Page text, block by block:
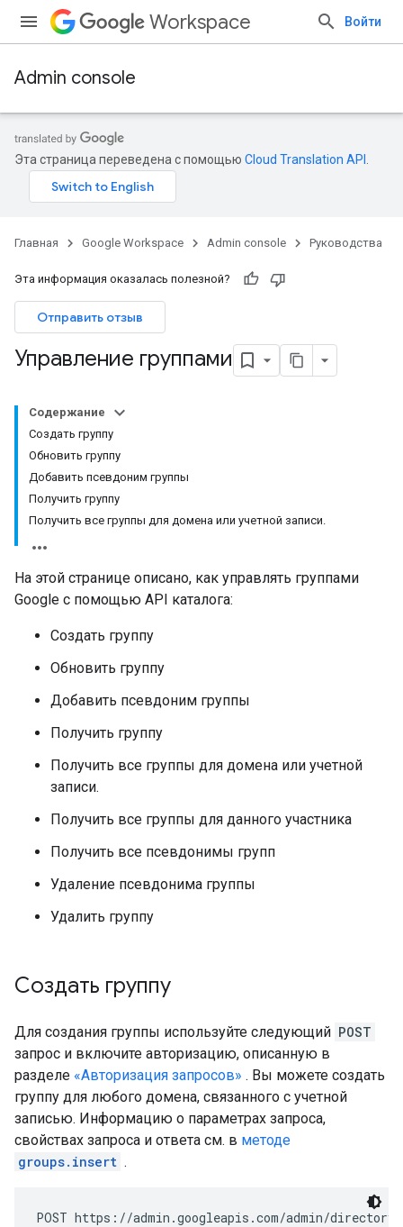
Workspace Войти
Admin console
Эта страница переведена с помощью Cloud Translation API
Главная Google Workspace Admin console Руководства
Эта информация оказалась полезной?
Отправить отзыв
Управление группами
Содержание
Создать группу
Обновить группу
Добавить псевдоним группы
Получить группу
Получить все группы для домена или учетной записи.
На этой странице описано, как управлять группами
Google с помощью API каталога:
Создать группу
Обновить группу
Добавить псевдоним группы
Получить группу
Получить все группы для домена или учетной
записи.
Получить все группы для данного участника
Получить все псевдонимы групп
Удаление псевдонима группы
Удалить группу
Создать группу
Для создания группы используйте следующий POST
запрос и включите авторизацию, описанную в
разделе «Авторизация запросов» . Вы можете создать
группу для любого домена, связанного с учетной
записью. Информацию о параметрах запроса,
свойствах запроса и ответа см. в методе
groups.insert .
POST https://admin.googleapis.com/admin/